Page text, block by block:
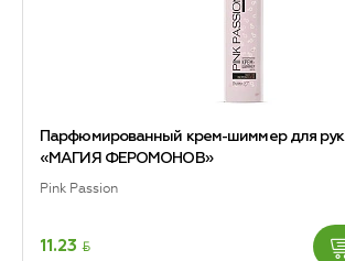
Парфюмированный крем-шиммер для рук
«МАГИЯ ФЕРОМОНОВ»
Pink Passion
11.23 BYN